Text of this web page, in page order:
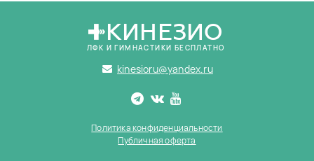
КИНЕЗИО
ЛФК И ГИМНАСТИКИ БЕСПЛАТНО
kinesioru@yandex.ru
Политика конфиденциальности
Публичная оферта